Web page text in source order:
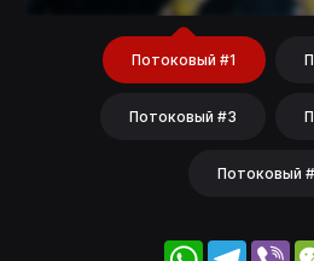
Потоковый #1
Потоковый #3
Потоковый
WhatsApp